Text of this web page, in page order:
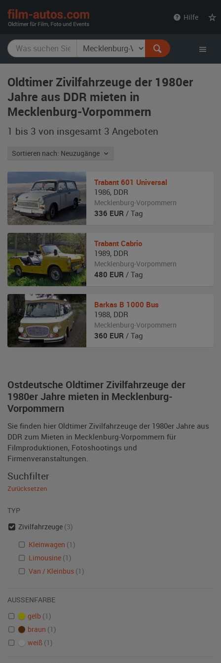
Hilfe
Oldtimer Zivilfahrzeuge der 1980er
Jahre aus DDR mieten in
Mecklenburg-Vorpommern
1 bis 3 von insgesamt 3 Angeboten
Sortieren nach: Neuzugänge
Ostdeutsche Oldtimer Zivilfahrzeuge der
1980er Jahre mieten in Mecklenburg-
Vorpommern
Sie finden hier Oldtimer Zivilfahrzeuge der 1980er Jahre aus
DDR zum Mieten in Mecklenburg-Vorpommern für
Filmproduktionen, Fotoshootings und
Firmenveranstaltungen.
Trabant 601 Universal
1986, DDR
Mecklenburg-Vorpommern
336 EUR / Tag
Trabant Cabrio
1989, DDR
Mecklenburg-Vorpommern
480 EUR / Tag
Barkas B 1000 Bus
1988, DDR
Mecklenburg-Vorpommern
360 EUR / Tag
Suchfilter
Zurücksetzen
TYP
Zivilfahrzeuge (3)
Kleinwagen (1)
Limousine (1)
Van / Kleinbus (1)
AUSSENFARBE
gelb (1)
braun (1)
weiß (1)